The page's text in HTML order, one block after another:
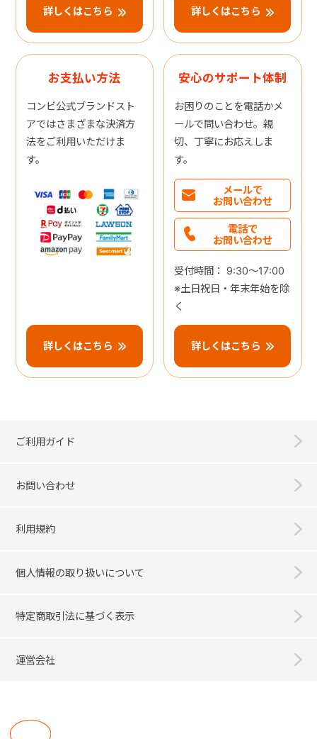
詳しくはこちら 詳しくはこちら
お支払い方法
コンビ公式ブランドスト
アではさまざまな決済方
法をご利用いただけま
す。
詳しくはこちら
安心のサポート体制
お困りのことを電話かメ
ールで問い合わせ。親
切、丁寧にお応えしま
す。
メールで
お問い合わせ
電話で
お問い合わせ
受付時間： 9:30～17:00
※土日祝日・年末年始を除
く
詳しくはこちら
ご利用ガイド
お問い合わせ
利用規約
個人情報の取り扱いについて
特定商取引法に基づく表示
運営会社